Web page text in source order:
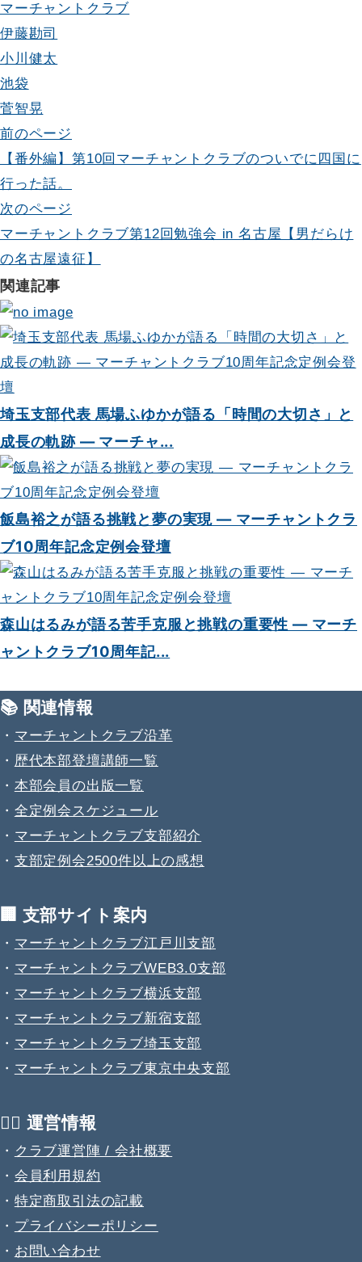
マーチャントクラブ
伊藤勘司
小川健太
池袋
菅智晃
投
稿
ナ
ビ
ゲ
ー
シ
ョ
ン
前のページ
【番外編】第10回マーチャントクラブのついでに四国に
行った話。
次のページ
マーチャントクラブ第12回勉強会 in 名古屋【男だらけ
の名古屋遠征】
関連記事
埼玉支部代表 馬場ふゆかが語る「時間の大切さ」と
成長の軌跡 — マーチャ...
飯島裕之が語る挑戦と夢の実現 — マーチャントクラ
ブ10周年記念定例会登壇
森山はるみが語る苦手克服と挑戦の重要性 — マーチ
ャントクラブ10周年記...
📚 関連情報
・ マーチャントクラブ沿革
・ 歴代本部登壇講師一覧
・ 本部会員の出版一覧
・ 全定例会スケジュール
・ マーチャントクラブ支部紹介
・ 支部定例会2500件以上の感想
🏢 支部サイト案内
・ マーチャントクラブ江戸川支部
・ マーチャントクラブWEB3.0支部
・ マーチャントクラブ横浜支部
・ マーチャントクラブ新宿支部
・ マーチャントクラブ埼玉支部
・ マーチャントクラブ東京中央支部
💁‍♂️ 運営情報
・ クラブ運営陣 / 会社概要
・ 会員利用規約
・ 特定商取引法の記載
・ プライバシーポリシー
・ お問い合わせ